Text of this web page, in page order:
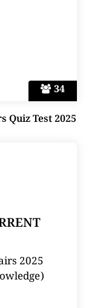
34
Quiz Test 2025
2025